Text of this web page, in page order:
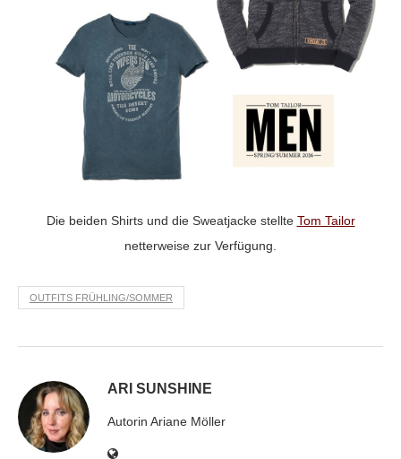
Die beiden Shirts und die Sweatjacke stellte Tom Tailor
netterweise zur Verfügung.
OUTFITS FRÜHLING/SOMMER
ARI SUNSHINE
Autorin Ariane Möller